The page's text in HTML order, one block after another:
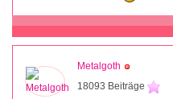
Metalgoth
18093 Beiträge